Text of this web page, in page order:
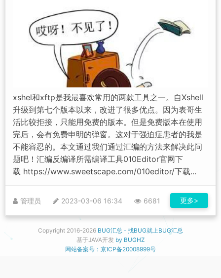
xshel和xftp是我最喜欢常用的两款工具之一。自Xshell
升级到第七个版本以来，改进了很多优点。因为表哥生
活比较拒接，只能用免费的版本。但是免费版本在使用
完后，会有免费申明的弹窗。这对于强迫症患者的我是
不能容忍的。本文通过我们通过汇编的方法来解决此问
题吧！汇编反编译所需编译工具010Editor官网下
载 https://www.sweetscape.com/010editor/下载...
管理员 2023-03-06 16:34 6681 更多>
Copyright 2016-2026 BUG汇总 - 找BUG就上BUG汇总
基于JAVA开发 by BUGHZ
网站备案号：京ICP备20008999号